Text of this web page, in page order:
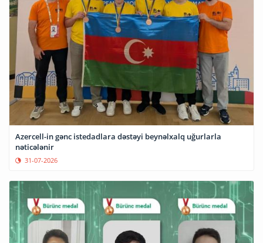
Azercell-in gənc istedadlara dəstəyi beynəlxalq uğurlarla
nəticələnir
31-07-2026